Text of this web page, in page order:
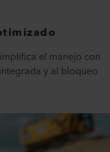
el manejo con
y al bloqueo